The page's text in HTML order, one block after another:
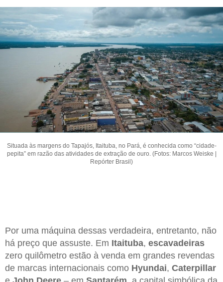
Situada às margens do Tapajós, Itaituba, no Pará, é conhecida como “cidade-
pepita” em razão das atividades de extração de ouro. (Fotos: Marcos Weiske |
Repórter Brasil)
Por uma máquina dessas verdadeira, entretanto, não
há preço que assuste. Em Itaituba, escavadeiras
zero quilômetro estão à venda em grandes revendas
de marcas internacionais como Hyundai, Caterpillar